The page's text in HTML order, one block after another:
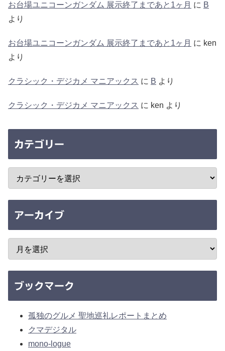
お台場ユニコーンガンダム 展示終了まであと1ヶ月 に B
より
お台場ユニコーンガンダム 展示終了まであと1ヶ月 に ken
より
クラシック・デジカメ マニアックス に B より
クラシック・デジカメ マニアックス に ken より
カテゴリー
アーカイブ
ブックマーク
孤独のグルメ 聖地巡礼レポートまとめ
クマデジタル
mono-logue